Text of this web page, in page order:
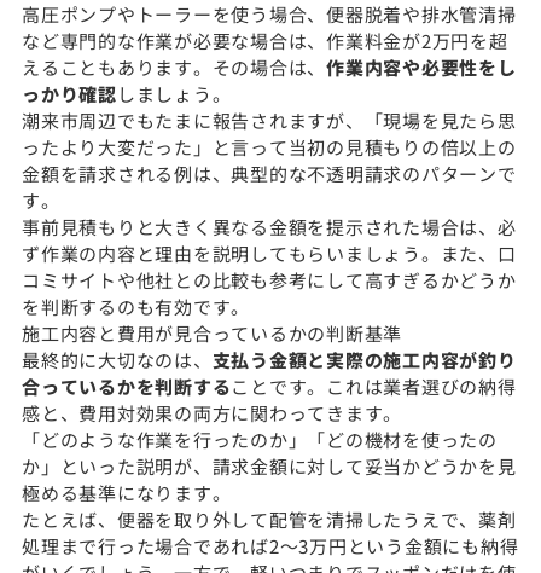
高圧ポンプやトーラーを使う場合、便器脱着や排水管清掃
など専門的な作業が必要な場合は、作業料金が2万円を超
えることもあります。その場合は、 作業内容や必要性をし
っかり確認しましょう。
潮来市周辺でもたまに報告されますが、「現場を見たら思
ったより大変だった」と言って当初の見積もりの倍以上の
金額を請求される例は、典型的な不透明請求のパターンで
す。
事前見積もりと大きく異なる金額を提示された場合は、必
ず作業の内容と理由を説明してもらいましょう。また、口
コミサイトや他社との比較も参考にして高すぎるかどうか
を判断するのも有効です。
施工内容と費用が見合っているかの判断基準
最終的に大切なのは、 支払う金額と実際の施工内容が釣り
合っているかを判断することです。これは業者選びの納得
感と、費用対効果の両方に関わってきます。
「どのような作業を行ったのか」「どの機材を使ったの
か」といった説明が、請求金額に対して妥当かどうかを見
極める基準になります。
たとえば、便器を取り外して配管を清掃したうえで、薬剤
処理まで行った場合であれば2〜3万円という金額にも納得